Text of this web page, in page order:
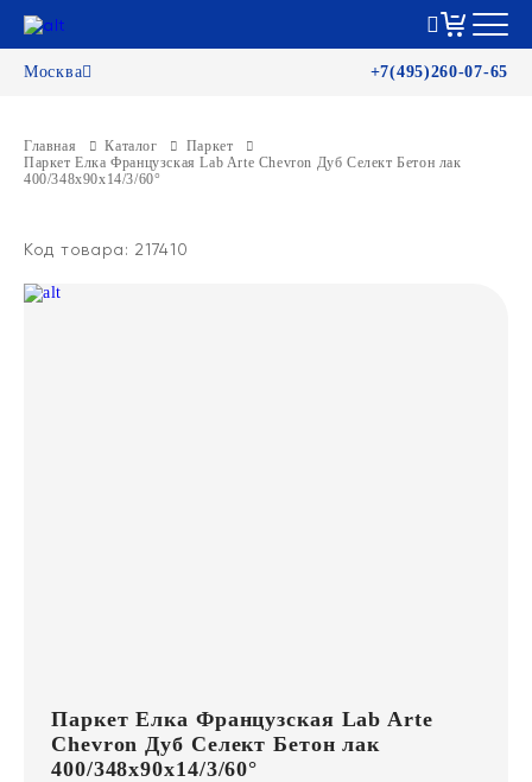
Москва +7(495)260-07-65
Главная Каталог
Паркет
Паркет Елка Французская Lab Arte Chevron Дуб Селект Бетон лак
400/348х90х14/3/60°
Код товара: 217410
Паркет Елка Французская Lab Arte
Chevron Дуб Селект Бетон лак
400/348х90х14/3/60°